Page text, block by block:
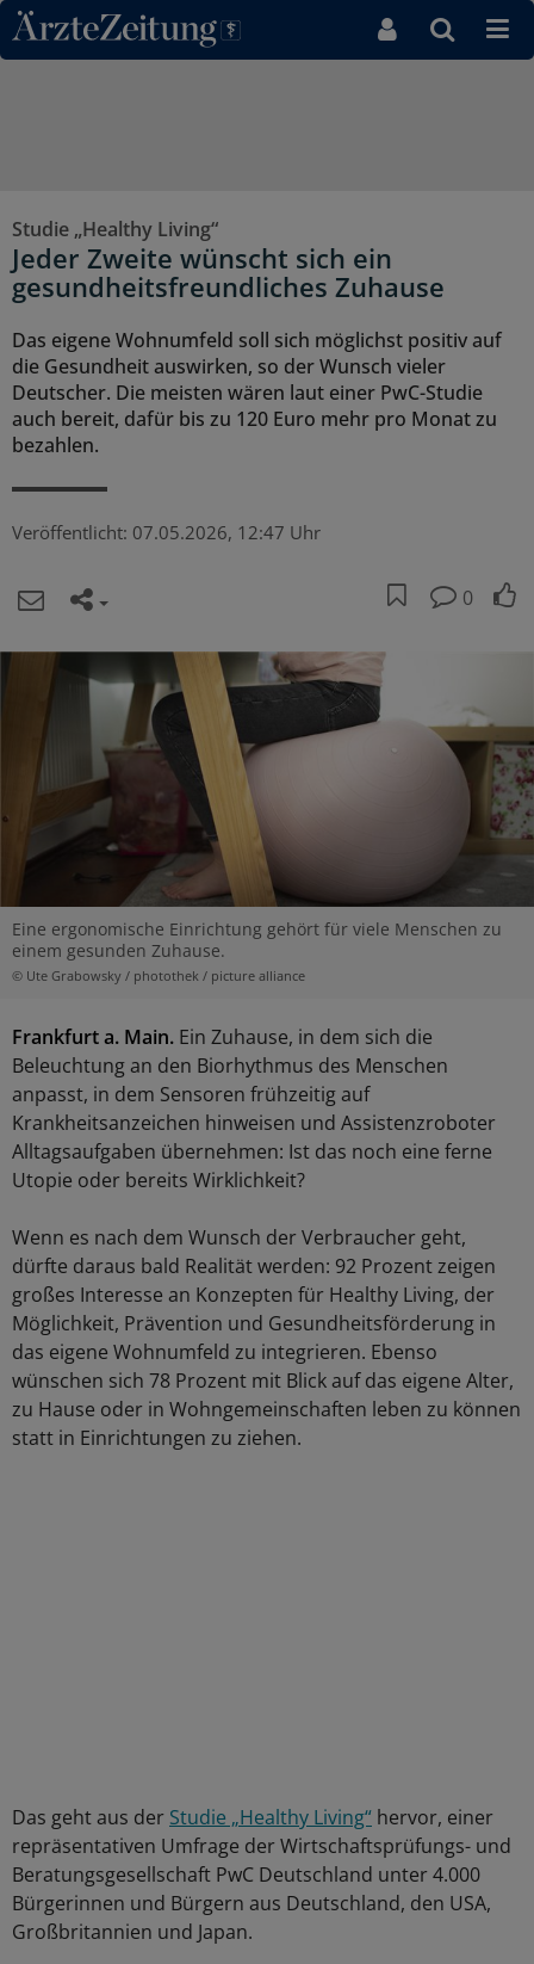
Direkt zum Inhaltsbereich
Studie „Healthy Living“
Jeder Zweite wünscht sich ein
gesundheitsfreundliches Zuhause
Das eigene Wohnumfeld soll sich möglichst positiv auf
die Gesundheit auswirken, so der Wunsch vieler
Deutscher. Die meisten wären laut einer PwC-Studie
auch bereit, dafür bis zu 120 Euro mehr pro Monat zu
bezahlen.
Veröffentlicht: 07.05.2026, 12:47 Uhr
0
Eine ergonomische Einrichtung gehört für viele Menschen zu
einem gesunden Zuhause.
© Ute Grabowsky / photothek / picture alliance
Frankfurt a. Main. Ein Zuhause, in dem sich die
Beleuchtung an den Biorhythmus des Menschen
anpasst, in dem Sensoren frühzeitig auf
Krankheitsanzeichen hinweisen und Assistenzroboter
Alltagsaufgaben übernehmen: Ist das noch eine ferne
Utopie oder bereits Wirklichkeit?
Wenn es nach dem Wunsch der Verbraucher geht,
dürfte daraus bald Realität werden: 92 Prozent zeigen
großes Interesse an Konzepten für Healthy Living, der
Möglichkeit, Prävention und Gesundheitsförderung in
das eigene Wohnumfeld zu integrieren. Ebenso
wünschen sich 78 Prozent mit Blick auf das eigene Alter,
zu Hause oder in Wohngemeinschaften leben zu können
statt in Einrichtungen zu ziehen.
Das geht aus der Studie „Healthy Living“ hervor, einer
repräsentativen Umfrage der Wirtschaftsprüfungs- und
Beratungsgesellschaft PwC Deutschland unter 4.000
Bürgerinnen und Bürgern aus Deutschland, den USA,
Großbritannien und Japan.